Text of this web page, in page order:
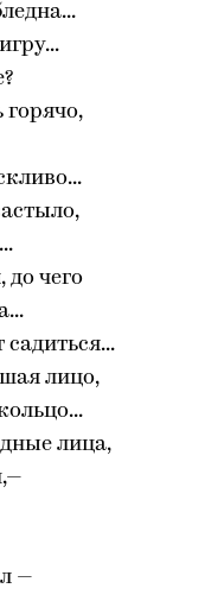
до чего
лицо,
лица,
—